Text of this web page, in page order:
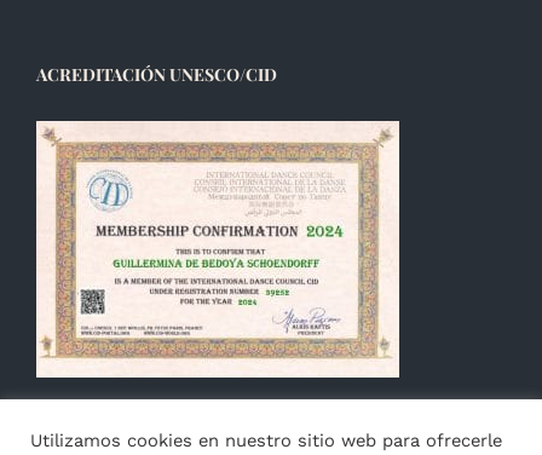
ACREDITACIÓN UNESCO/CID
Utilizamos cookies en nuestro sitio web para ofrecerle